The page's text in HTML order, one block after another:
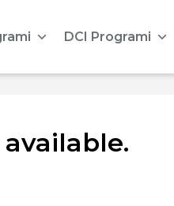
DCI Programi